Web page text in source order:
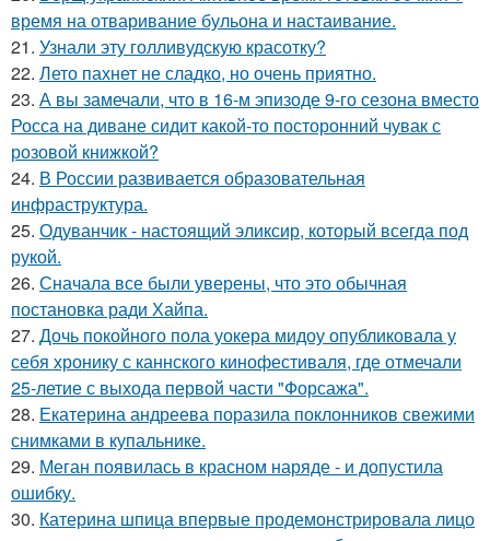
время на отваривание бульона и настаивание.
21. Узнали эту голливудскую красотку?
22. Лето пахнет не сладко, но очень приятно.
23. А вы замечали, что в 16-м эпизоде 9-го сезона вместо
Росса на диване сидит какой-то посторонний чувак с
розовой книжкой?
24. В России развивается образовательная
инфраструктура.
25. Одуванчик - настоящий эликсир, который всегда под
рукой.
26. Сначала все были уверены, что это обычная
постановка ради Хайпа.
27. Дочь покойного пола уокера мидоу опубликовала у
себя хронику с каннского кинофестиваля, где отмечали
25-летие с выхода первой части "Форсажа".
28. Екатерина андреева поразила поклонников свежими
снимками в купальнике.
29. Меган появилась в красном наряде - и допустила
ошибку.
30. Катерина шпица впервые продемонстрировала лицо